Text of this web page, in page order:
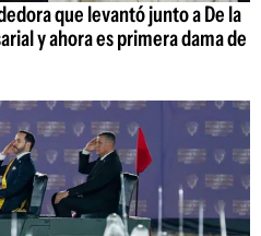
que levantó junto a De la
y ahora es primera dama de